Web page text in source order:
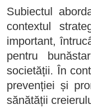
Subiectul
contextul
important,
pentru
societății. În
prevenției și
sănătății